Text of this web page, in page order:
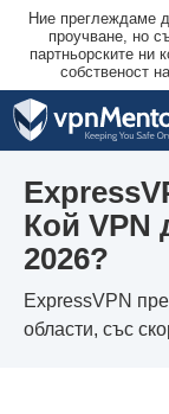
Ние преглеждаме
проучване, но
партньорските ни
собственост
Кой VPN
2026?
ExpressVPN
области, със